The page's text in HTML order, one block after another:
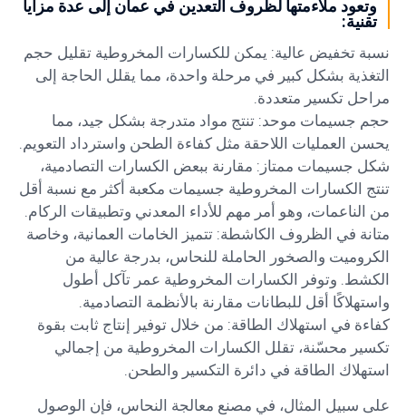
وتعود ملاءمتها لظروف التعدين في عمان إلى عدة مزايا
تقنية:
نسبة تخفيض عالية: يمكن للكسارات المخروطية تقليل حجم
التغذية بشكل كبير في مرحلة واحدة، مما يقلل الحاجة إلى
مراحل تكسير متعددة.
حجم جسيمات موحد: تنتج مواد متدرجة بشكل جيد، مما
يحسن العمليات اللاحقة مثل كفاءة الطحن واسترداد التعويم.
شكل جسيمات ممتاز: مقارنة ببعض الكسارات التصادمية،
تنتج الكسارات المخروطية جسيمات مكعبة أكثر مع نسبة أقل
من الناعمات، وهو أمر مهم للأداء المعدني وتطبيقات الركام.
متانة في الظروف الكاشطة: تتميز الخامات العمانية، وخاصة
الكروميت والصخور الحاملة للنحاس، بدرجة عالية من
الكشط. وتوفر الكسارات المخروطية عمر تآكل أطول
واستهلاكًا أقل للبطانات مقارنة بالأنظمة التصادمية.
كفاءة في استهلاك الطاقة: من خلال توفير إنتاج ثابت بقوة
تكسير محسّنة، تقلل الكسارات المخروطية من إجمالي
استهلاك الطاقة في دائرة التكسير والطحن.
على سبيل المثال، في مصنع معالجة النحاس، فإن الوصول